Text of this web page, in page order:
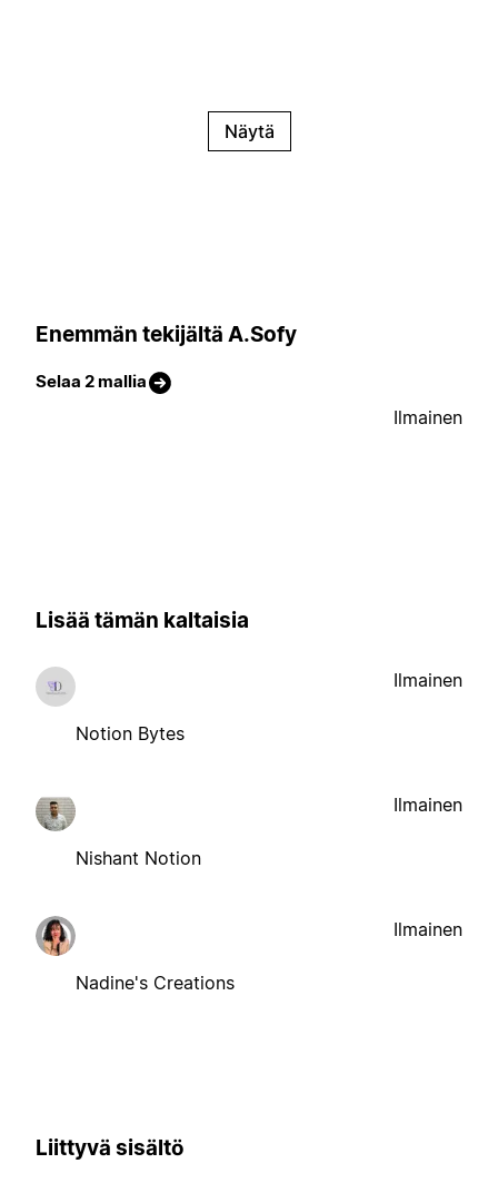
Näytä
Enemmän tekijältä A.Sofy
Selaa 2 mallia
Ilmainen
Lisää tämän kaltaisia
Notion Bytes
Ilmainen
Nishant Notion
Ilmainen
Nadine's Creations
Ilmainen
Liittyvä sisältö